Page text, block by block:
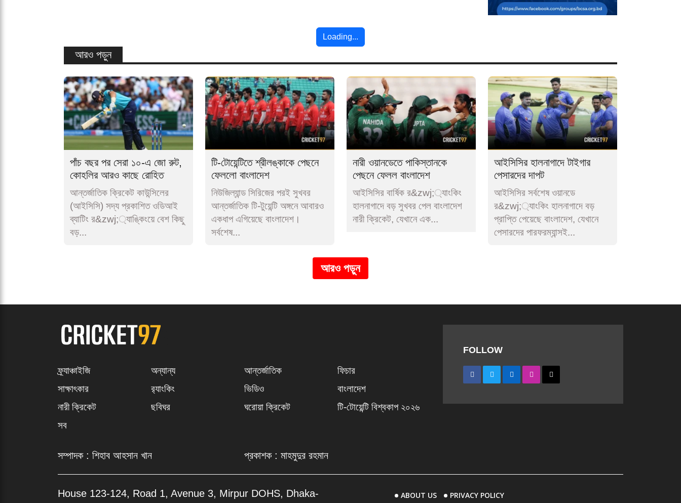
রিশাদ-নাহিদদের ঝলক, বাংলাদেশের অগ্রগতি
৯৭ প্রতিবেদক:
প্রকাশ: 3 মাস আগে
আপডেট: 1 সেকেন্ড আগে
শেয়ার করুন -
সর্বাধিক পঠিত
1 চেষ্টা করেছি বলের
মিরাজ
2 ওয়েস্ট ইন্ডিজকে
হারিয়ে সিরিজ সমতায়
সেঞ্চুরি, ডারউইনে
প্রথম দিনে ২৬৩ রানে
5 পাকিস্তানের বিপক্ষে
নতুন অধ্যায় ৩ নম্বরে
রিশাদ-নাহিদদের ঝলক, বাংলাদেশের অগ্রগতি
রিশাদ-নাহিদদের ঝলক, বাংলাদেশের অগ্রগতি
গুগল নিউজে ক্রিকেট৯৭ এর খবর পড়তে
মিরপুরে নিউজিল্যান্ডের বিপক্ষে দুর্দান্ত জয়ে তিন ম্যাচের ওয়ানডে সিরিজে সমতা ফিরিয়েছে
বাংলাদেশ। সোমবারের ম্যাচে ছয় উইকেটের জয়ে টাইগারদের কয়েকজন ক্রিকেটার ব্যক্তিগত
সুবাদে ওয়ানডে ব্যাটারদের র‍্যাংকিংয়ে এক লাফে ১৪ ধাপ এগিয়ে এখন ৪০ নম্বরে উঠে এসেছেন
বোলিং বিভাগেও এসেছে ইতিবাচক পরিবর্তন। স্পিনার রিশাদ হোসেন ১০ ধাপ এগিয়ে যৌথভাবে
৫৮তম স্থানে উঠেছেন। আর পেসার নাহিদ রানা বড় লাফ দিয়ে ৩২ ধাপ এগিয়ে এখন ৬৪ নম্বরে
অবস্থান করছেন। মিরপুরের ম্যাচে এই দুজন মিলে ৬ উইকেট শিকার করে দলকে জয়ের পথে বড়
ম্যাচেই দুইটি করে উইকেট নেওয়ার ফলে তিনি এখন বোলারদের তালিকায় ৩৯ নম্বরে রয়েছেন।
আরও পড়ুন
টি-টোয়েন্টিতে
ফেললো বাংলাদেশ